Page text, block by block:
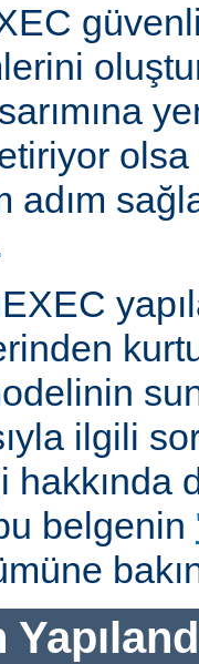
adım
ilgili
hakkında
belgenin